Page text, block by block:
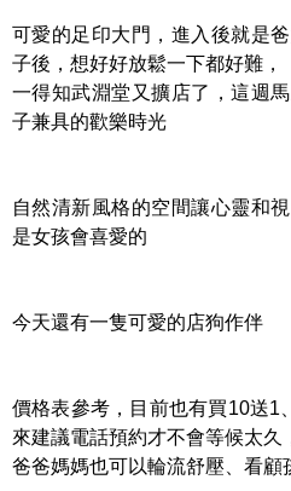
可愛的足印大門，進入後就是
子後，想好好放鬆一下都好難，
一得知武淵堂又擴店了，這週
子兼具的歡樂時光
自然清新風格的空間讓心靈和
是女孩會喜愛的
今天還有一隻可愛的店狗作伴
價格表參考，目前也有買10送1
來建議電話預約才不會等候太久
爸爸媽媽也可以輪流舒壓、看顧